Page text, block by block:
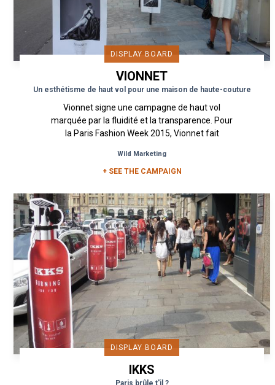
DISPLAY BOARD
VIONNET
Un esthétisme de haut vol pour une maison de haute-couture
Vionnet signe une campagne de haut vol
marquée par la fluidité et la transparence. Pour
la Paris Fashion Week 2015, Vionnet fait
Wild Marketing
+ SEE THE CAMPAIGN
DISPLAY BOARD
IKKS
Paris brûle t'il ?